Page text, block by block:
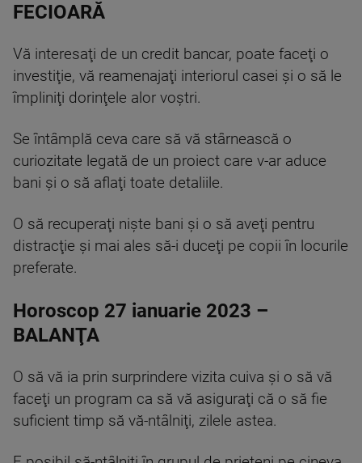
FECIOARĂ
Vă interesaţi de un credit bancar, poate faceţi o
investiţie, vă reamenajaţi interiorul casei şi o să le
împliniţi dorinţele alor voştri.
Se întâmplă ceva care să vă stârnească o
curiozitate legată de un proiect care v-ar aduce
bani şi o să aflaţi toate detaliile.
O să recuperaţi nişte bani şi o să aveţi pentru
distracţie şi mai ales să-i duceţi pe copii în locurile
preferate.
Horoscop 27 ianuarie 2023 –
BALANŢA
O să vă ia prin surprindere vizita cuiva şi o să vă
faceţi un program ca să vă asiguraţi că o să fie
suficient timp să vă-ntâlniţi, zilele astea.